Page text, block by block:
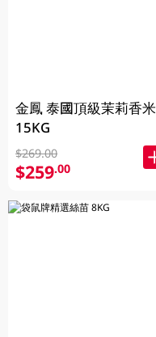
金鳳 泰國頂級茉莉香米
15KG
$269.00
$259.00